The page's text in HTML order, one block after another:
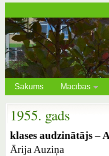
Sākums Mācības
1955. gads
klases audzinātājs –
Ārija Auziņa